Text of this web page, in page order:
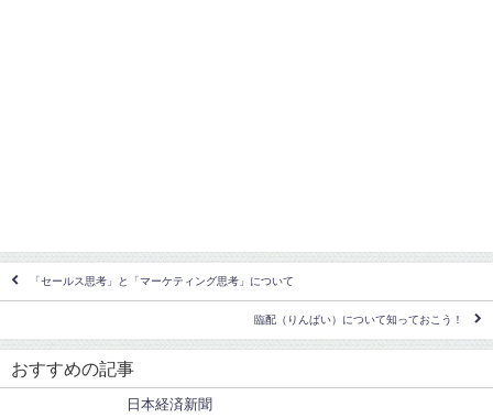
「セールス思考」と「マーケティング思考」について
臨配（りんぱい）について知っておこう！
おすすめの記事
日本経済新聞